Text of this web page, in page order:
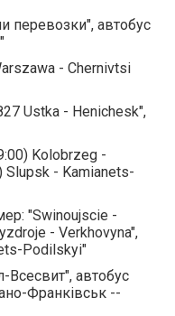
автобус
- Chernivtsi
Ustka - Henichesk",
Kolobrzeg -
Slupsk - Kamianets-
"Swinoujscie -
- Verkhovyna",
Podilskyi"
автобус
Франківськ --